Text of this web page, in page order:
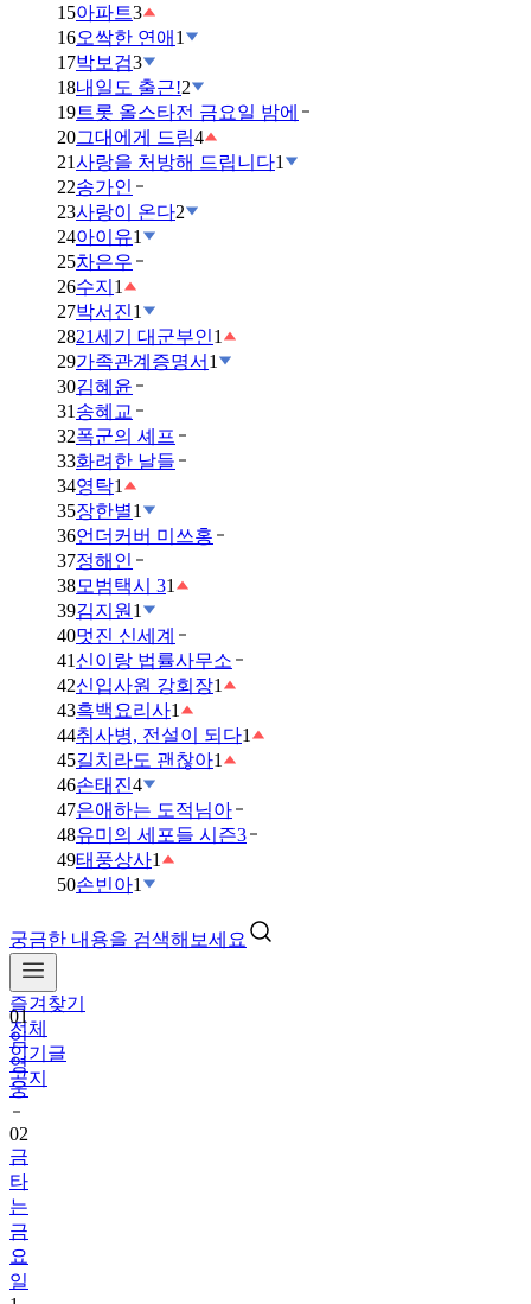
15아파트3
16오싹한 연애 1
17박보검3
18내일도 출근!2
19트롯 올스타전 금요일 밤에
20그대에게 드림4
21사랑을 처방해 드립니다1
22송가인
23사랑이 온다2
24아이유1
25차은우
26수지 1
27박서진1
2821세기 대군부인1
29가족관계증명서 1
30김혜윤
31 송혜교
32폭군의 셰프
33화려한 날들
34영탁1
35장한별1
36언더커버 미쓰홍
37정해인
38모범택시 31
39김지원 1
40멋진 신세계
41 신이랑 법률사무소
42신입사원 강회장1
43흑백요리사1
44취사병, 전설이 되다1
45길치라도 괜찮아1
46손태진4
47은애하는 도적님아
48유미의 세포들 시즌3
49태풍상사1
50손빈아1
궁금한 내용을 검색해보세요
즐겨찾기
전체
인기글
공지
01
임
영
웅
02
금
타
는
금
요
일